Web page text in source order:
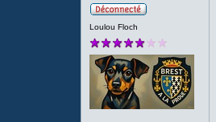
Loulou Floch